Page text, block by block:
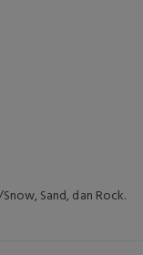
Sand, dan Rock.